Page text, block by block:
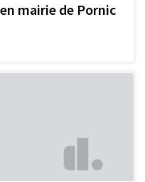
mairie de Pornic